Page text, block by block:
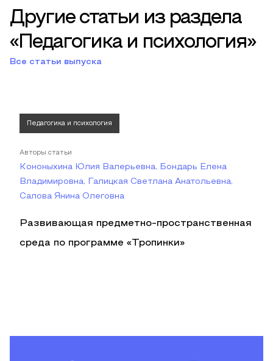
Другие статьи из раздела
«Педагогика и психология»
Все статьи выпуска
Педагогика и психология
Авторы статьи
Кононыхина Юлия Валерьевна, Бондарь Елена
Владимировна, Галицкая Светлана Анатольевна,
Салова Янина Олеговна
Развивающая предметно-пространственная
среда по программе «Тропинки»